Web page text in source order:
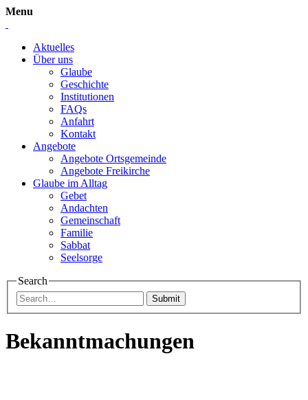
Menu
Aktuelles
Über uns
Glaube
Geschichte
Institutionen
FAQs
Anfahrt
Kontakt
Angebote
Angebote Ortsgemeinde
Angebote Freikirche
Glaube im Alltag
Gebet
Andachten
Gemeinschaft
Familie
Sabbat
Seelsorge
Search
Submit
Bekanntmachungen